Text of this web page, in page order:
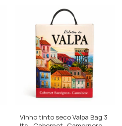
Vinho tinto seco Valpa Bag 3